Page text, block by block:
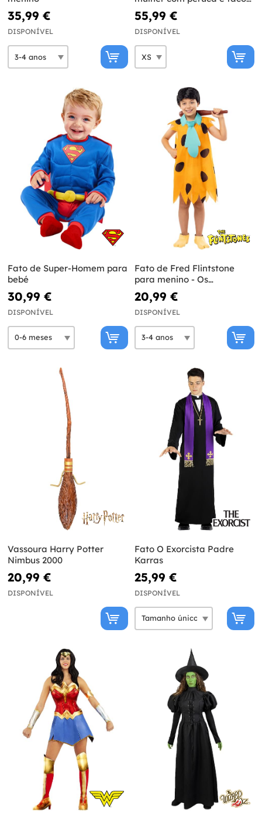
35,99 €
DISPONÍVEL
insuflável - Esquadrão
Suicida
55,99 €
DISPONÍVEL
Fato de Super-Homem para
bebé
30,99 €
DISPONÍVEL
Fato de Fred Flintstone
para menino - Os
Flintstones
20,99 €
DISPONÍVEL
Vassoura Harry Potter
Nimbus 2000
20,99 €
DISPONÍVEL
Fato O Exorcista Padre
Karras
25,99 €
DISPONÍVEL